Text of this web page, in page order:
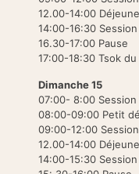
12.00-14:00
14:00-16:30
16.30-17:00 Pause
17:00-18:30 Tsok
Dimanche 15
07:00- 8:00 Session
08:00-09:00 Petit
09:00-12:00
12.00-14:00
14:00-15:30